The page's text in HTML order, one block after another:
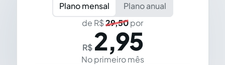
Plano mensal
Plano anual
de R$29,50por
R$ 2,95
No primeiro mês